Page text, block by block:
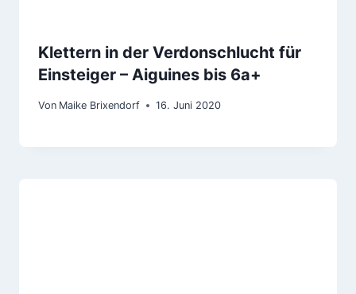
Klettern in der Verdonschlucht für
Einsteiger – Aiguines bis 6a+
Von Maike Brixendorf 16. Juni 2020